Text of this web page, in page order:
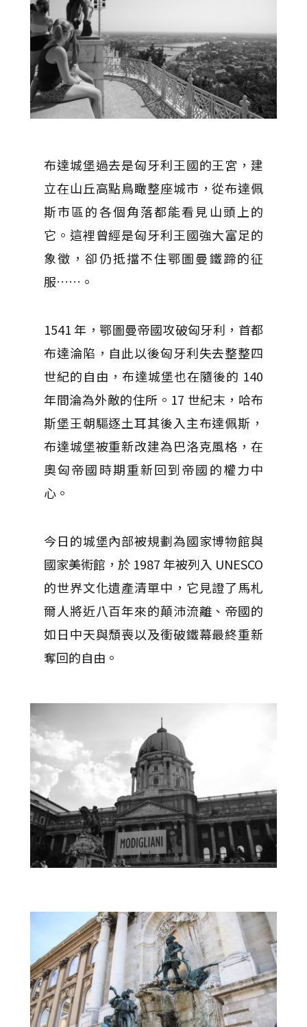
布達城堡過去是匈牙利王國的王宮，建
立在山丘高點鳥瞰整座城市，從布達佩
斯市區的各個角落都能看見山頭上的
它。這裡曾經是匈牙利王國強大富足的
象徵，卻仍抵擋不住鄂圖曼鐵蹄的征
服……。
1541 年，鄂圖曼帝國攻破匈牙利，首都
布達淪陷，自此以後匈牙利失去整整四
世紀的自由，布達城堡也在隨後的 140
年間淪為外敵的住所。17 世紀末，哈布
斯堡王朝驅逐土耳其後入主布達佩斯，
布達城堡被重新改建為巴洛克風格，在
奧匈帝國時期重新回到帝國的權力中
心。
今日的城堡內部被規劃為國家博物館與
國家美術館，於 1987 年被列入 UNESCO
的世界文化遺產清單中，它見證了馬札
爾人將近八百年來的顛沛流離、帝國的
如日中天與頹喪以及衝破鐵幕最終重新
奪回的自由。